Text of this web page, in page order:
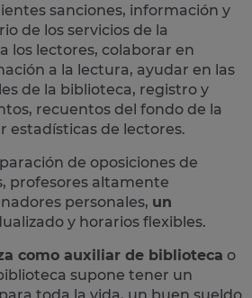
sanciones, información y
de los servicios de la
los lectores, colaborar en
a la lectura, ayudar en las
de la biblioteca, registro y
recuentos del fondo de la
estadísticas de lectores​.
de oposiciones de
profesores altamente
personales, un
y horarios flexibles.
como auxiliar de biblioteca o
supone tener un